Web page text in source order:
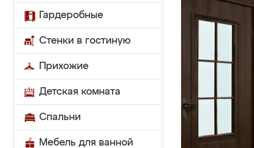
Гардеробные
Стенки в гостиную
Прихожие
Детская комната
Спальни
Мебель для ванной